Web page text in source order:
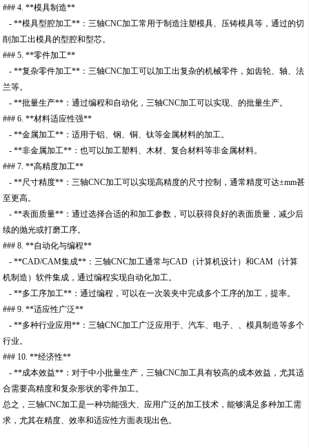
### 4. **模具制造**
- **模具型腔加工**：三轴CNC加工常用于制造注塑模具、压铸模具等，通过的切
削加工出模具的型腔和型芯。
### 5. **零件加工**
- **复杂零件加工**：三轴CNC加工可以加工出复杂的机械零件，如齿轮、轴、法
兰等。
- **批量生产**：通过编程和自动化，三轴CNC加工可以实现、的批量生产。
### 6. **材料适应性强**
- **金属加工**：适用于铝、钢、铜、钛等金属材料的加工。
- **非金属加工**：也可以加工塑料、木材、复合材料等非金属材料。
### 7. **高精度加工**
- **尺寸精度**：三轴CNC加工可以实现高精度的尺寸控制，通常精度可达±mm甚
至更高。
- **表面质量**：通过选择合适的和加工参数，可以获得良好的表面质量，减少后
续的抛光或打磨工序。
### 8. **自动化与编程**
- **CAD/CAM集成**：三轴CNC加工通常与CAD（计算机设计）和CAM（计算
机制造）软件集成，通过编程实现自动化加工。
- **多工序加工**：通过编程，可以在一次装夹中完成多个工序的加工，提率。
### 9. **适应性广泛**
- **多种行业应用**：三轴CNC加工广泛应用于、汽车、电子、、模具制造等多个
行业。
### 10. **经济性**
- **成本效益**：对于中小批量生产，三轴CNC加工具有较高的成本效益，尤其适
合需要高精度和复杂形状的零件加工。
总之，三轴CNC加工是一种功能强大、应用广泛的加工技术，能够满足多种加工需
求，尤其在精度、效率和适应性方面表现出色。